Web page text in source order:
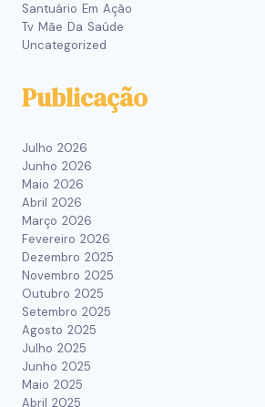
Santuário Em Ação
Tv Mãe Da Saúde
Uncategorized
Publicação
Julho 2026
Junho 2026
Maio 2026
Abril 2026
Março 2026
Fevereiro 2026
Dezembro 2025
Novembro 2025
Outubro 2025
Setembro 2025
Agosto 2025
Julho 2025
Junho 2025
Maio 2025
Abril 2025